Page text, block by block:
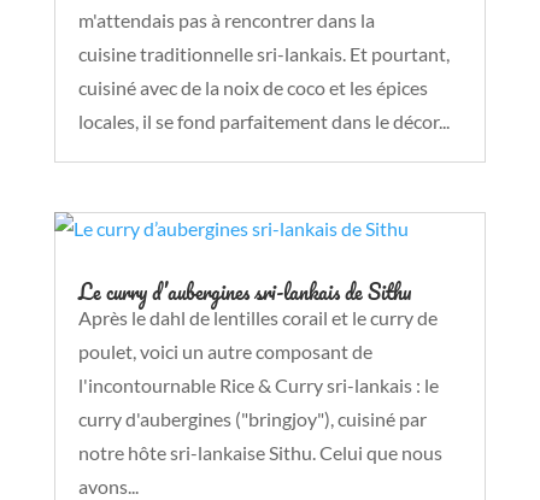
m'attendais pas à rencontrer dans la
cuisine traditionnelle sri-lankais. Et pourtant,
cuisiné avec de la noix de coco et les épices
locales, il se fond parfaitement dans le décor...
Le curry d’aubergines sri-lankais de Sithu
Après le dahl de lentilles corail et le curry de
poulet, voici un autre composant de
l'incontournable Rice & Curry sri-lankais : le
curry d'aubergines ("bringjoy"), cuisiné par
notre hôte sri-lankaise Sithu. Celui que nous
avons...